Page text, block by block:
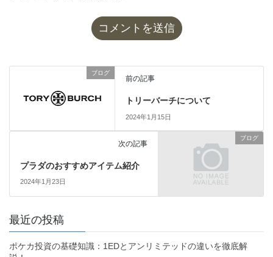
ブログ
前の記事
トリーバーチについて
2024年1月15日
ブログ
次の記事
プラダのおすすめアイテム紹介
2024年1月23日
最近の投稿
ポケカ投資の基礎知識：1EDとアンリミテッドの違いを徹底解